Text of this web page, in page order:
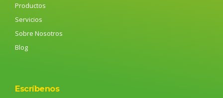
Productos
Servicios
Sobre Nosotros
Blog
Escríbenos